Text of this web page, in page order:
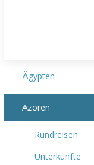
Ägypten
Azoren
Rundreisen
Unterkünfte